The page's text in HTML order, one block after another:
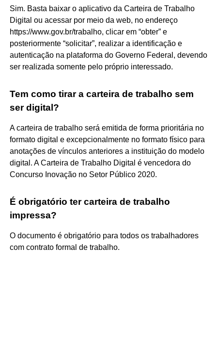
Sim. Basta baixar o aplicativo da Carteira de Trabalho
Digital ou acessar por meio da web, no endereço
https://www.gov.br/trabalho, clicar em “obter” e
posteriormente “solicitar”, realizar a identificação e
autenticação na plataforma do Governo Federal, devendo
ser realizada somente pelo próprio interessado.
Tem como tirar a carteira de trabalho sem
ser digital?
A carteira de trabalho será emitida de forma prioritária no
formato digital e excepcionalmente no formato físico para
anotações de vínculos anteriores a instituição do modelo
digital. A Carteira de Trabalho Digital é vencedora do
Concurso Inovação no Setor Público 2020.
É obrigatório ter carteira de trabalho
impressa?
O documento é obrigatório para todos os trabalhadores
com contrato formal de trabalho.